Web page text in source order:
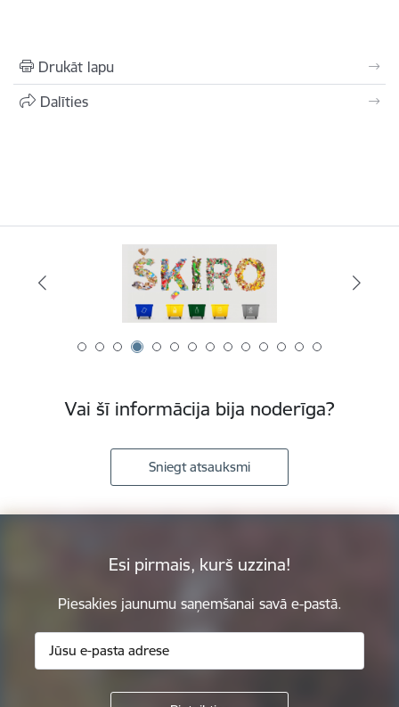
Drukāt lapu
Dalīties
Vai šī informācija bija noderīga?
Sniegt atsauksmi
Esi pirmais, kurš uzzina!
Piesakies jaunumu saņemšanai savā e-pastā.